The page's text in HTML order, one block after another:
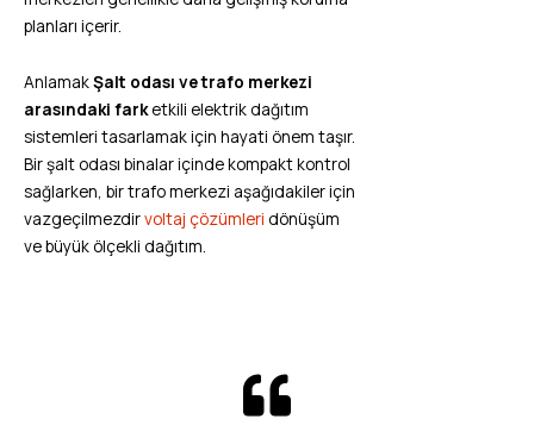
planları içerir.
AnlamakŞalt odası ve trafo merkezi
arasındaki farketkili elektrik dağıtım
sistemleri tasarlamak için hayati önem taşır.
Bir şalt odası binalar içinde kompakt kontrol
sağlarken, bir trafo merkezi aşağıdakiler için
vazgeçilmezdirvoltaj çözümleri dönüşüm
ve büyük ölçekli dağıtım.